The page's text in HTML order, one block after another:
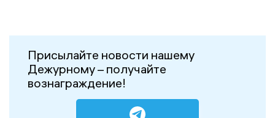
Присылайте новости нашему
Дежурному – получайте
вознаграждение!